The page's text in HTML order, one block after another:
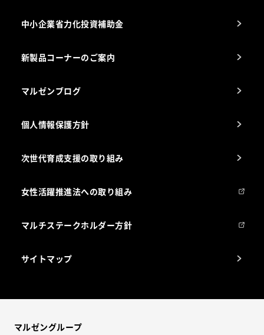
海外出店をご検討のお客様へ
中小企業省力化投資補助金
新製品コーナーのご案内
マルゼンブログ
個人情報保護方針
次世代育成支援の取り組み
女性活躍推進法への取り組み
マルチステークホルダー方針
サイトマップ
マルゼングループ